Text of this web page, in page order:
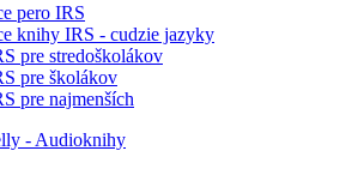
pero IRS
knihy IRS - cudzie jazyky
pre stredoškolákov
pre školákov
pre najmenších
- Audioknihy